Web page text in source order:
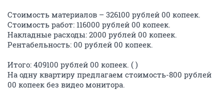
Стоимость материалов – 326100 рублей 00 копеек.
Стоимость работ: 116000 рублей 00 копеек.
Накладные расходы: 2000 рублей 00 копеек.
Рентабельность: 00 рублей 00 копеек.
Итого: 409100 рублей 00 копеек. ( )
На одну квартиру предлагаем стоимость-800 рублей
00 копеек без видео монитора.